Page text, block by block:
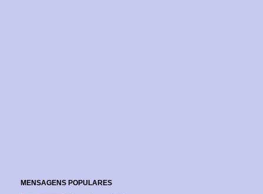
MENSAGENS POPULARES